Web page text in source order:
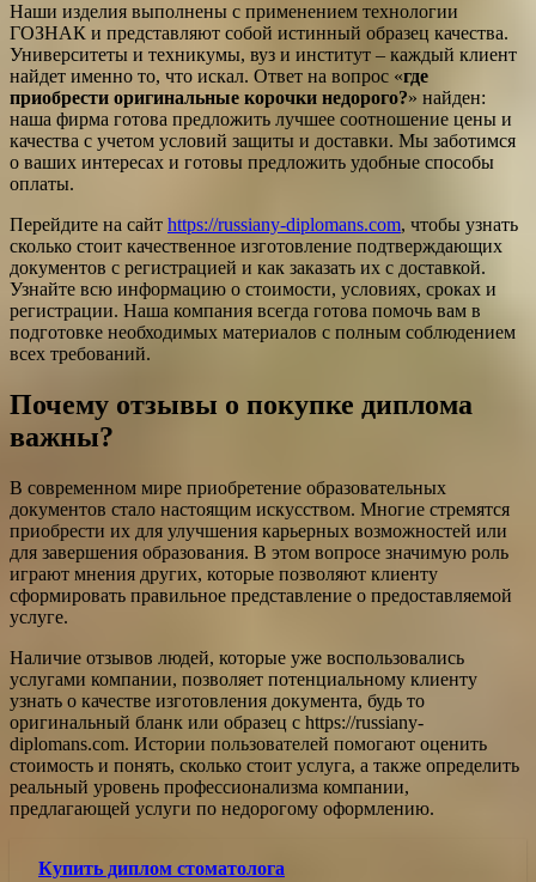
Наши изделия выполнены с применением технологии
ГОЗНАК и представляют собой истинный образец качества.
Университеты и техникумы, вуз и институт – каждый клиент
найдет именно то, что искал. Ответ на вопрос «где
приобрести оригинальные корочки недорого?» найден:
наша фирма готова предложить лучшее соотношение цены и
качества с учетом условий защиты и доставки. Мы заботимся
о ваших интересах и готовы предложить удобные способы
оплаты.
Перейдите на сайт https://russiany-diplomans.com, чтобы узнать
сколько стоит качественное изготовление подтверждающих
документов с регистрацией и как заказать их с доставкой.
Узнайте всю информацию о стоимости, условиях, сроках и
регистрации. Наша компания всегда готова помочь вам в
подготовке необходимых материалов с полным соблюдением
всех требований.
Почему отзывы о покупке диплома
важны?
В современном мире приобретение образовательных
документов стало настоящим искусством. Многие стремятся
приобрести их для улучшения карьерных возможностей или
для завершения образования. В этом вопросе значимую роль
играют мнения других, которые позволяют клиенту
сформировать правильное представление о предоставляемой
услуге.
Наличие отзывов людей, которые уже воспользовались
услугами компании, позволяет потенциальному клиенту
узнать о качестве изготовления документа, будь то
оригинальный бланк или образец с https://russiany-
diplomans.com. Истории пользователей помогают оценить
стоимость и понять, сколько стоит услуга, а также определить
реальный уровень профессионализма компании,
предлагающей услуги по недорогому оформлению.
Купить диплом стоматолога